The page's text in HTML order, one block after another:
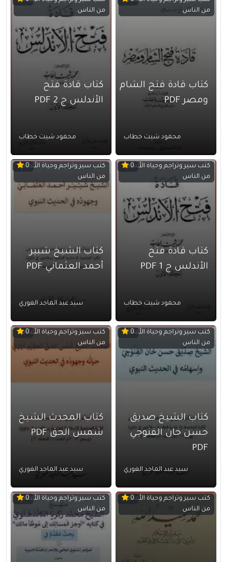
من الناس
كتاب قادة فتح الشام
ومصر PDF
محمود شيت خطاب
من الناس
كتاب قادة فتح
الأندلس ج 2 PDF
محمود شيت خطاب
كتب سير وتراجم وحياة الأعلام
من الناس
0
كتاب قادة فتح
الأندلس ج 1 PDF
محمود شيت خطاب
كتب سير وتراجم وحياة الأعلام
من الناس
0
كتاب الشيخ شبير
أحمد العثماني PDF
سيد عبد الماجد الغوري
كتب سير وتراجم وحياة الأعلام
من الناس
0
كتاب الشيخ صديق
حسن خان القنوجي
PDF
سيد عبد الماجد الغوري
كتب سير وتراجم وحياة الأعلام
من الناس
0
كتاب المحدث الشيخ
شمس الحق PDF
سيد عبد الماجد الغوري
كتب سير وتراجم وحياة الأعلام
من الناس
0
كتب سير وتراجم وحياة الأعلام
من الناس
0